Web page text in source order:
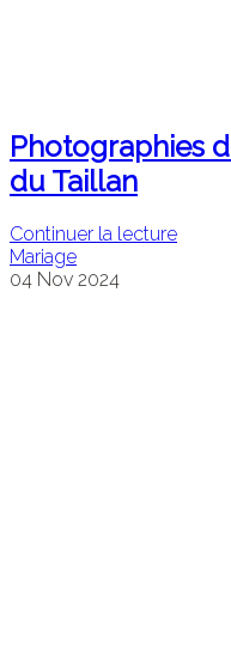
Photographies
du Taillan
Continuer la lecture
Mariage
04 Nov 2024